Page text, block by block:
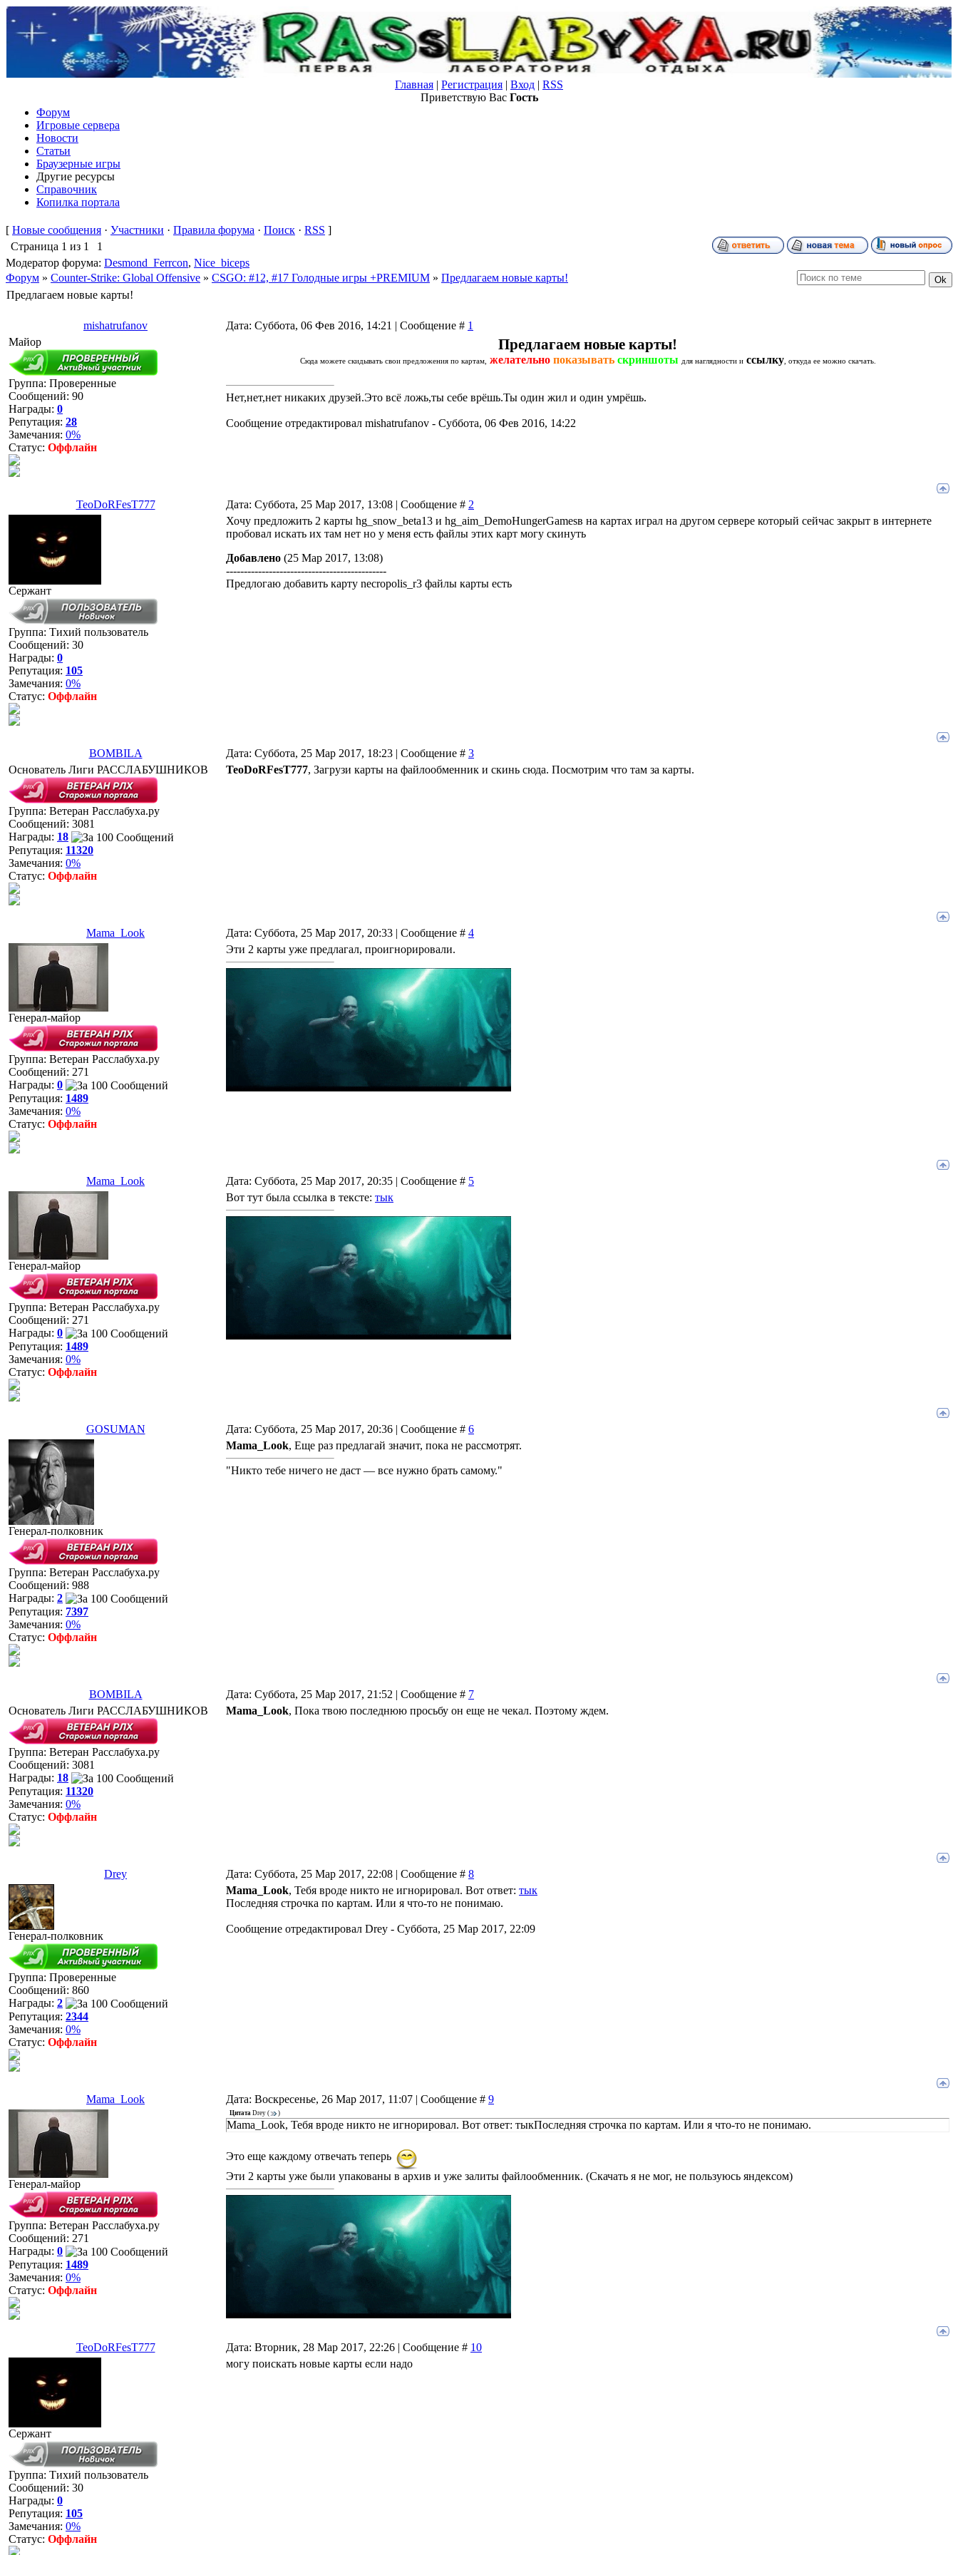
Главная | Регистрация | Вход | RSS
Приветствую Вас Гость
Форум
Игровые сервера
Новости
Статьи
Браузерные игры
Другие ресурсы
Справочник
Копилка портала
[ Новые сообщения · Участники · Правила форума · Поиск · RSS ]
Страница 1 из 1
1
Модератор форума: Desmond_Ferrcon, Nice_biceps
Форум » Counter-Strike: Global Offensive » CSGO: #12, #17 Голодные игры +PREMIUM » Предлагаем новые карты!
Предлагаем новые карты!
mishatrufanov Дата: Суббота, 06 Фев 2016, 14:21 | Сообщение # 1
Майор
Группа: Проверенные
Сообщений: 90
Награды: 0
Репутация: 28
Замечания: 0%
Статус: Оффлайн
Предлагаем новые карты!
Сюда можете скидывать свои предложения по картам, желательно показывать скриншоты для наглядности и ссылку, откуда ее можно скачать.
Нет,нет,нет никаких друзей.Это всё ложь,ты себе врёшь.Ты один жил и один умрёшь.
Сообщение отредактировал mishatrufanov - Суббота, 06 Фев 2016, 14:22
TeoDoRFesT777 Дата: Суббота, 25 Мар 2017, 13:08 | Сообщение # 2
Сержант
Группа: Тихий пользователь
Сообщений: 30
Награды: 0
Репутация: 105
Замечания: 0%
Статус: Оффлайн
Хочу предложить 2 карты hg_snow_beta13 и hg_aim_DemoHungerGamesв на картах играл на другом сервере который сейчас закрыт в интернете
пробовал искать их там нет но у меня есть файлы этих карт могу скинуть
Добавлено (25 Мар 2017, 13:08)
---------------------------------------------
Предлогаю добавить карту necropolis_r3 файлы карты есть
BOMBILA Дата: Суббота, 25 Мар 2017, 18:23 | Сообщение # 3
Основатель Лиги РАССЛАБУШНИКОВ
Группа: Ветеран Расслабуха.ру
Сообщений: 3081
Награды: 18
Репутация: 11320
Замечания: 0%
Статус: Оффлайн
TeoDoRFesT777, Загрузи карты на файлообменник и скинь сюда. Посмотрим что там за карты.
Mama_Look Дата: Суббота, 25 Мар 2017, 20:33 | Сообщение # 4
Генерал-майор
Группа: Ветеран Расслабуха.ру
Сообщений: 271
Награды: 0
Репутация: 1489
Замечания: 0%
Статус: Оффлайн
Эти 2 карты уже предлагал, проигнорировали.
Mama_Look Дата: Суббота, 25 Мар 2017, 20:35 | Сообщение # 5
Генерал-майор
Группа: Ветеран Расслабуха.ру
Сообщений: 271
Награды: 0
Репутация: 1489
Замечания: 0%
Статус: Оффлайн
Вот тут была ссылка в тексте: тык
GOSUMAN Дата: Суббота, 25 Мар 2017, 20:36 | Сообщение # 6
Генерал-полковник
Группа: Ветеран Расслабуха.ру
Сообщений: 988
Награды: 2
Репутация: 7397
Замечания: 0%
Статус: Оффлайн
Mama_Look, Еще раз предлагай значит, пока не рассмотрят.
"Никто тебе ничего не даст — все нужно брать самому."
BOMBILA Дата: Суббота, 25 Мар 2017, 21:52 | Сообщение # 7
Основатель Лиги РАССЛАБУШНИКОВ
Группа: Ветеран Расслабуха.ру
Сообщений: 3081
Награды: 18
Репутация: 11320
Замечания: 0%
Статус: Оффлайн
Mama_Look, Пока твою последнюю просьбу он еще не чекал. Поэтому ждем.
Drey Дата: Суббота, 25 Мар 2017, 22:08 | Сообщение # 8
Генерал-полковник
Группа: Проверенные
Сообщений: 860
Награды: 2
Репутация: 2344
Замечания: 0%
Статус: Оффлайн
Mama_Look, Тебя вроде никто не игнорировал. Вот ответ: тык
Последняя строчка по картам. Или я что-то не понимаю.
Сообщение отредактировал Drey - Суббота, 25 Мар 2017, 22:09
Mama_Look Дата: Воскресенье, 26 Мар 2017, 11:07 | Сообщение # 9
Генерал-майор
Группа: Ветеран Расслабуха.ру
Сообщений: 271
Награды: 0
Репутация: 1489
Замечания: 0%
Статус: Оффлайн
Цитата Drey ( )
Mama_Look, Тебя вроде никто не игнорировал. Вот ответ: тыкПоследняя строчка по картам. Или я что-то не понимаю.
Это еще каждому отвечать теперь
Эти 2 карты уже были упакованы в архив и уже залиты файлообменник. (Скачать я не мог, не пользуюсь яндексом)
TeoDoRFesT777 Дата: Вторник, 28 Мар 2017, 22:26 | Сообщение # 10
Сержант
Группа: Тихий пользователь
Сообщений: 30
Награды: 0
Репутация: 105
Замечания: 0%
Статус: Оффлайн
могу поискать новые карты если надо